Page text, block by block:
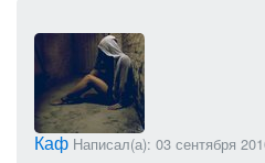
Каф Написал(а): 03 сентября